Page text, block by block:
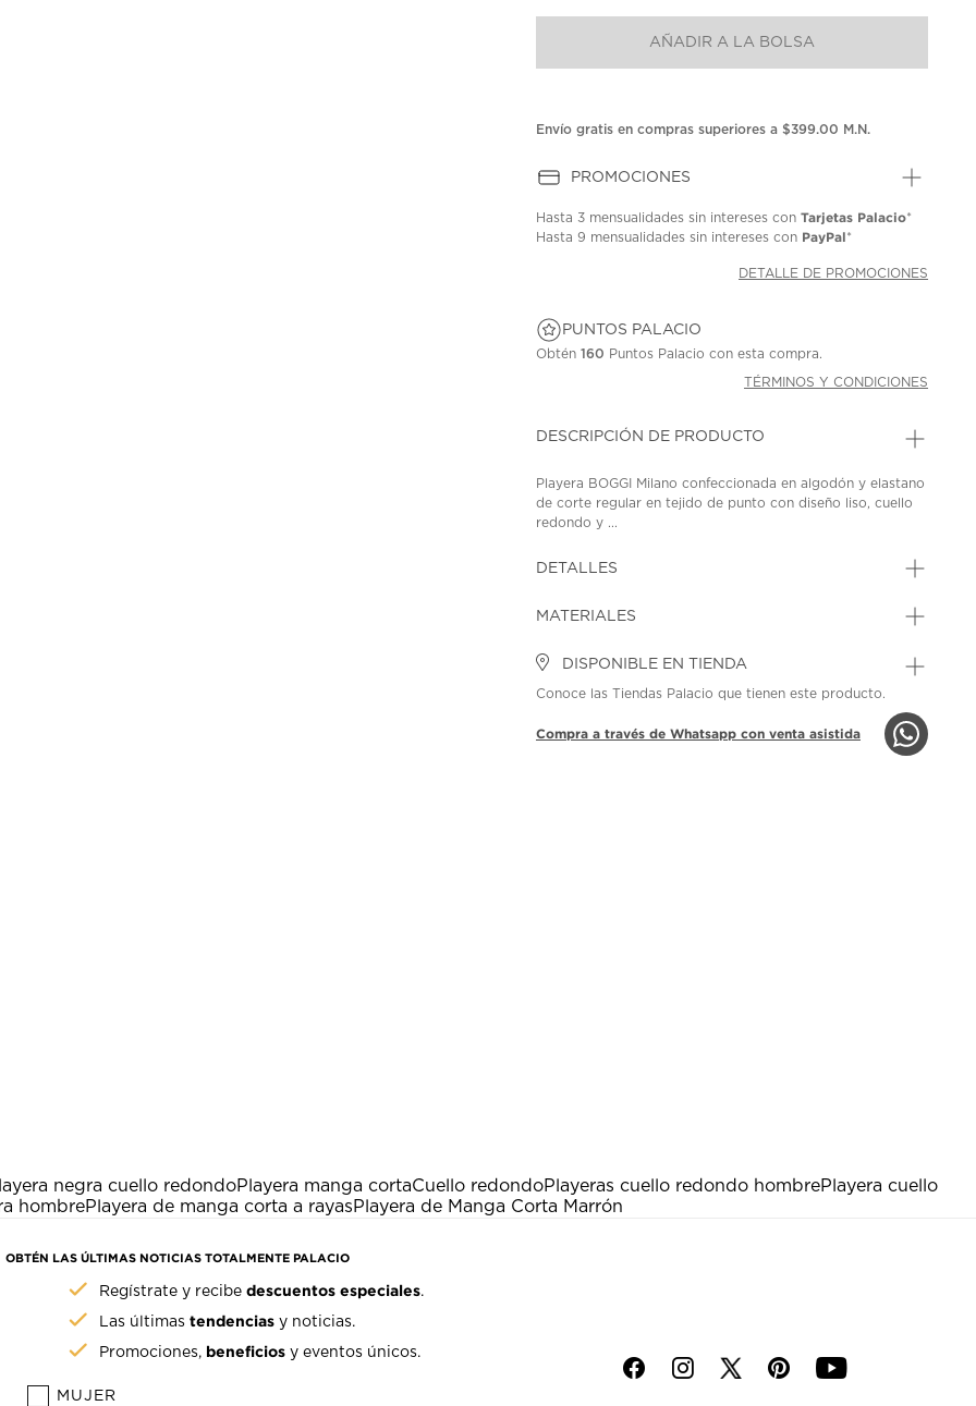
AÑADIR A LA BOLSA
Envío gratis en compras superiores a $399.00 M.N.
PROMOCIONES
Hasta 3 mensualidades sin intereses conTarjetas Palacio*
Hasta9 mensualidades sin intereses con PayPal*
DETALLE DE PROMOCIONES
PUNTOS PALACIO
Obtén160 Puntos Palacio con esta compra.
TÉRMINOS Y CONDICIONES
DESCRIPCIÓN DE PRODUCTO
Playera BOGGI Milano confeccionada en algodón y elastano
de corte regular en tejido de punto con diseño liso, cuello
redondo y ...
DETALLES
MATERIALES
DISPONIBLE EN TIENDA
Conoce las Tiendas Palacio que tienen este producto.
Compra a través de Whatsapp con venta asistida
negra cuello redondoPlayera manga cortaCuello redondoPlayeras cuello redondo hombrePlayera cuello
hombrePlayera de manga corta a rayasPlayera de Manga Corta Marrón
OBTÉN LAS ÚLTIMAS NOTICIAS TOTALMENTE PALACIO
Regístrate y recibedescuentos especiales.
Las últimastendencias y noticias.
Promociones, beneficios y eventos únicos.
MUJER
f i p y